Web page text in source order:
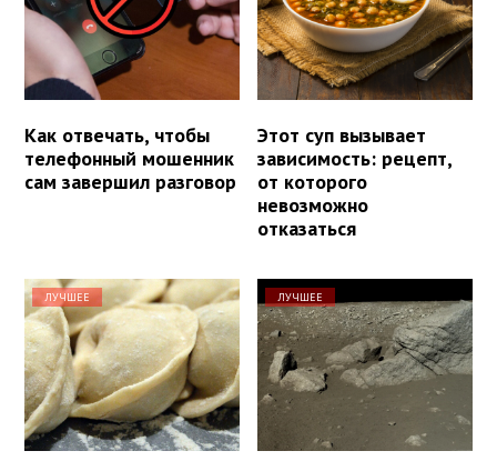
Как отвечать, чтобы
телефонный мошенник
сам завершил разговор
Этот суп вызывает
зависимость: рецепт,
от которого
невозможно
отказаться
ЛУЧШЕЕ ЛУЧШЕЕ